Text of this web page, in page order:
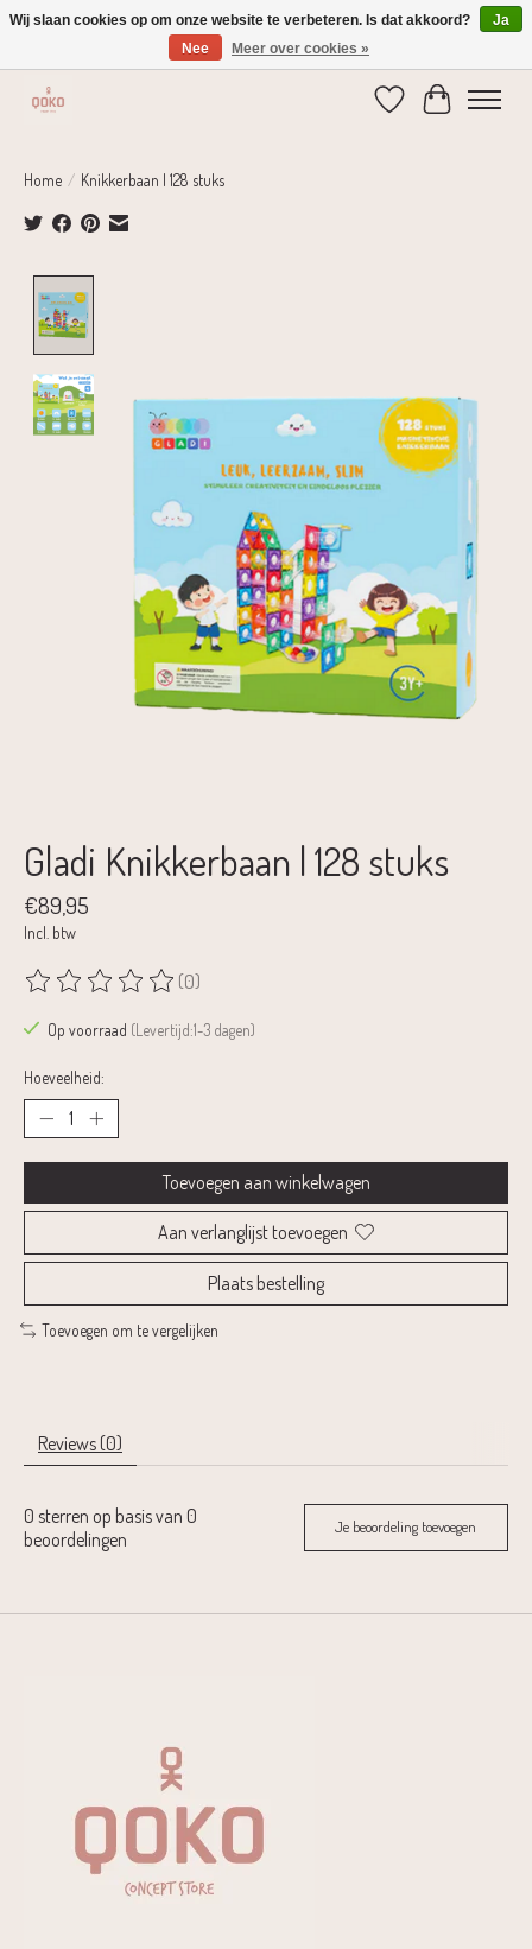
Verzending 1-2 dagen | Gratis verzending vanaf € 75,-
Verlanglijst
Home / Knikkerbaan | 128 stuks
Gladi Knikkerbaan | 128 stuks
€89,95
Incl. btw
De beoordeling van dit product is
(0)
Op voorraad (Levertijd:1-3 dagen)
Hoeveelheid:
Toevoegen aan winkelwagen
Aan verlanglijst toevoegen
Plaats bestelling
Toevoegen om te vergelijken
Reviews (0)
0 sterren op basis van 0
beoordelingen
Je beoordeling toevoegen
Wij slaan cookies op om onze website te verbeteren. Is dat akkoord?
Ja
Nee
Meer over cookies »